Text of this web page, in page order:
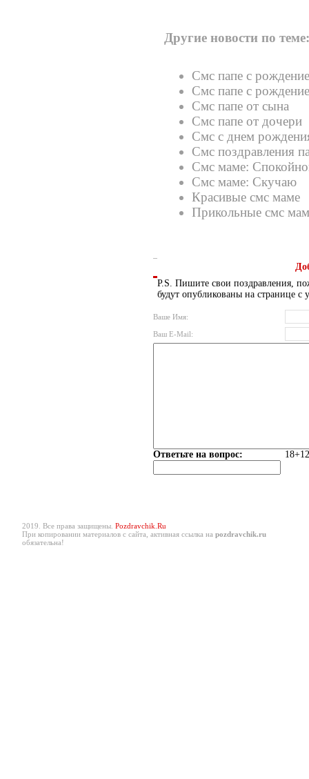
Другие новости по теме:
Смс папе с
Смс папе с
Смс папе от сына
Смс папе от дочери
Смс с днем
Смс поздравления
Смс маме:
Смс маме: Скучаю
Красивые смс маме
Прикольные смс
P.S. Пишите свои поздравления,
будут опубликованы на странице с
Ваше Имя:
Ваш E-Mail:
Ответьте на вопрос:
2019. Все права защищены. Pozdravchik.Ru
При копировании материалов с сайта, активная ссылка на pozdravchik.ru
обязательна!